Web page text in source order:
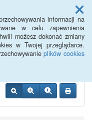
informacji na
w celu zapewnienia
możesz dokonać zmiany
w Twojej przeglądarce.
plików cookies
Menu